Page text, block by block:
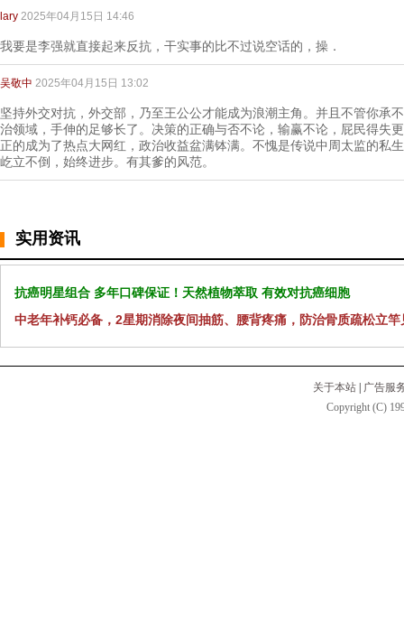
lary 2025年04月15日 14:46
我要是李强就直接起来反抗，干实事的比不过说空话的，操．
吴敬中 2025年04月15日 13:02
坚持外交对抗，外交部，乃至王公公才能成为浪潮主角。并且不管你承
治领域，手伸的足够长了。决策的正确与否不论，输赢不论，屁民得失
正的成为了热点大网红，政治收益盆满钵满。不愧是传说中周太监的私
屹立不倒，始终进步。有其爹的风范。
实用资讯
抗癌明星组合 多年口碑保证！天然植物萃取 有效对抗癌细胞
中老年补钙必备，2星期消除夜间抽筋、腰背疼痛，防治骨质疏松立竿
关于本站
广告服
Copyright (C)